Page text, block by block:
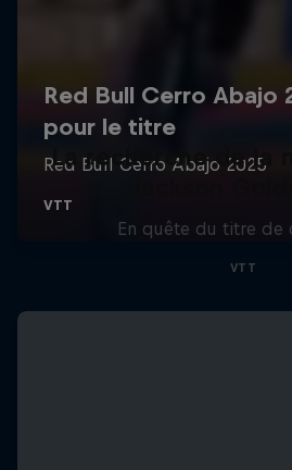
La recherche de la
En quête du titre de
VTT